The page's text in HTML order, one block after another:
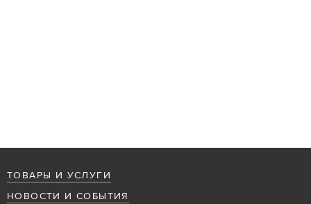
ТОВАРЫ И УСЛУГИ
НОВОСТИ И СОБЫТИЯ